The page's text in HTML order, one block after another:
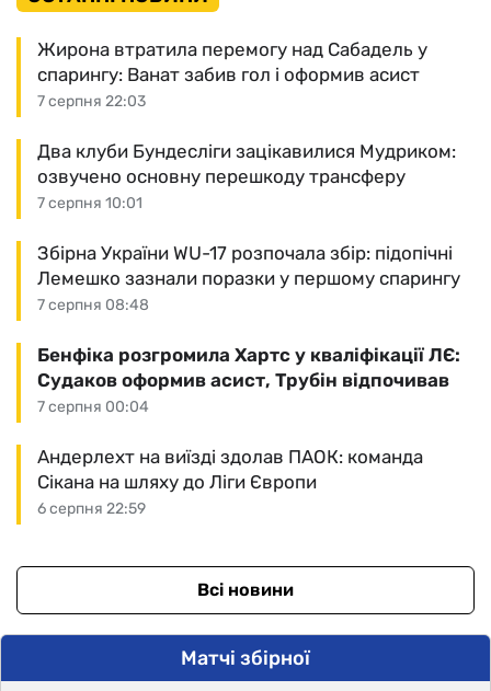
7 серпня 22:03
Жирона втратила перемогу над Сабадель у
спарингу: Ванат забив гол і оформив асист
7 серпня 10:01
Два клуби Бундесліги зацікавилися Мудриком:
озвучено основну перешкоду трансферу
7 серпня 08:48
Збірна України WU-17 розпочала збір: підопічні
Лемешко зазнали поразки у першому спарингу
7 серпня 00:04
Бенфіка розгромила Хартс у кваліфікації ЛЄ:
Судаков оформив асист, Трубін відпочивав
6 серпня 22:59
Андерлехт на виїзді здолав ПАОК: команда
Сікана на шляху до Ліги Європи
Всі новини
Матчі збірної